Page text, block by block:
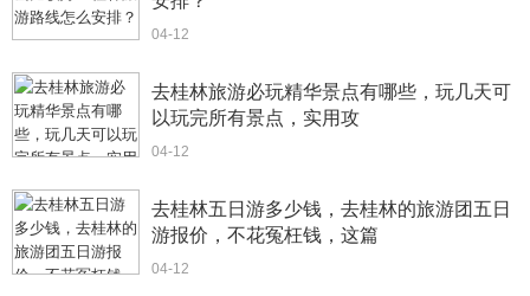
04-12
去桂林旅游必玩精华景点有哪些，玩几天可
以玩完所有景点，实用攻
04-12
去桂林五日游多少钱，去桂林的旅游团五日
游报价，不花冤枉钱，这篇
04-12